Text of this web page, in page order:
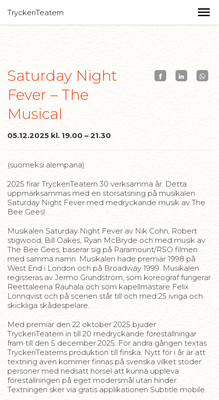
TryckeriTeatern
Saturday Night
Fever – The
Musical
05.12.2025 kl. 19.00 – 21.30
(suomeksi alempana)
2025 firar TryckeriTeatern 30 verksamma år. Detta
uppmärksammas med en storsatsning på musikalen
Saturday Night Fever med medryckande musik av The
Bee Gees!
Musikalen Saturday Night Fever av Nik Cohn, Robert
stigwood, Bill Oakes, Ryan McBryde och med musik av
The Bee Gees, baserar sig på Paramount/RSO filmen
med samma namn. Musikalen hade premiär 1998 på
West End i London och på Broadway 1999. Musikalen
regisseras av Jermo Grundström, som koreograf fungerar
Reettaleena Rauhala och som kapellmästare Felix
Lönnqvist och på scenen står till och med 25 ivriga och
skickliga skådespelare.
Med premiär den 22 oktober 2025 bjuder
TryckeriTeatern in till 20 medryckande föreställningar
fram till den 5 december 2025. För andra gången textas
TryckeriTeaterns produktion till finska. Nytt för i år är att
textning även kommer finnas på svenska vilket stöder
personer med nedsatt hörsel att kunna uppleva
föreställningen på eget modersmål utan hinder.
Textningen sker via gratis applikationen Subtitle mobile.